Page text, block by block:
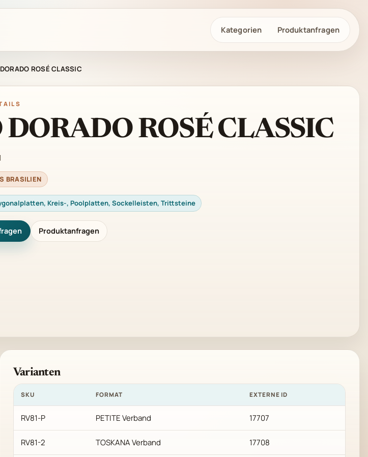
Kategorien Produktanfragen
ROSÉ CLASSIC
DORADO ROSÉ CLASSIC
BRASILIEN
Kreis-, Poolplatten, Sockelleisten, Trittsteine
Produktanfragen
Varianten
SKU FORMAT EXTERNE ID
RV81-P PETITE Verband 17707
RV81-2 TOSKANA Verband 17708